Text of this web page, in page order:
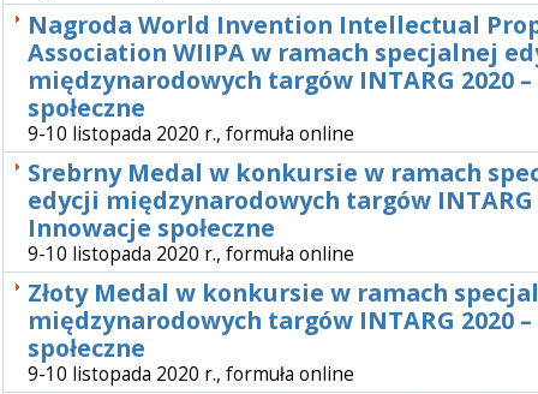
Nagroda World Invention Intellectual
Association WIIPA w ramach specjalnej
międzynarodowych targów INTARG 2020
społeczne
9-10 listopada 2020 r., formuła online
Srebrny Medal w konkursie w ramach
edycji międzynarodowych targów INTARG
Innowacje społeczne
9-10 listopada 2020 r., formuła online
Złoty Medal w konkursie w ramach
międzynarodowych targów INTARG 2020
społeczne
9-10 listopada 2020 r., formuła online